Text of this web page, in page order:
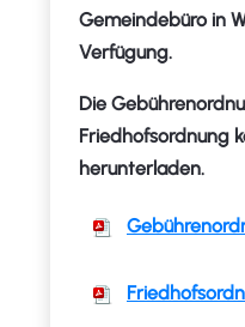
Gemeindebüro in
Verfügung.
Die
Friedhofsordnung
herunterladen.